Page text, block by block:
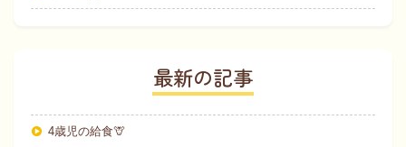
最新の記事
4歳児の給食🦒